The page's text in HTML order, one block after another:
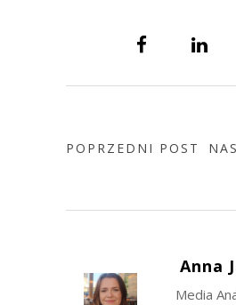
POPRZEDNI POST
Anna
Media